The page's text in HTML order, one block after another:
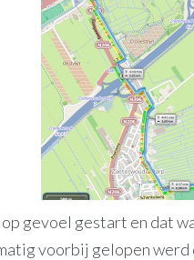
op gevoel gestart en dat
voorbij gelopen